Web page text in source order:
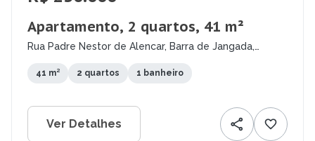
Apartamento, 2 quartos, 41 m²
Rua Padre Nestor de Alencar, Barra de Jangada,
41 m² 2 quartos 1 banheiro
Ver Detalhes